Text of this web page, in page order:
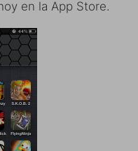
en la App Store.